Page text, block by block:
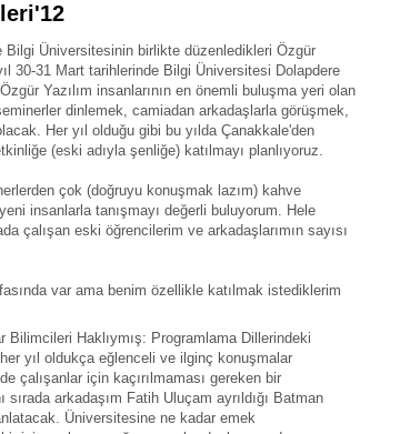
Bilgi Üniversitesinin birlikte düzenledikleri Özgür
30-31 Mart tarihlerinde Bilgi Üniversitesi Dolapdere
Yazılım insanlarının en önemli buluşma yeri olan
dinlemek, camiadan arkadaşlarla görüşmek,
Her yıl olduğu gibi bu yılda Çanakkale'den
(eski adıyla şenliğe) katılmayı planlıyoruz.
çok (doğruyu konuşmak lazım) kahve
insanlarla tanışmayı değerli buluyorum. Hele
çalışan eski öğrencilerim ve arkadaşlarımın sayısı
var ama benim özellikle katılmak istediklerim
Haklıymış: Programlama Dillerindeki
yıl oldukça eğlenceli ve ilginç konuşmalar
çalışanlar için kaçırılmaması gereken bir
arkadaşım Fatih Uluçam ayrıldığı Batman
Üniversitesine ne kadar emek